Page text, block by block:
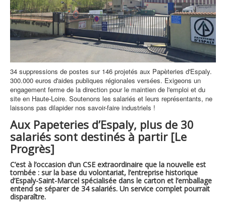
34 suppressions de postes sur 146 projetés aux Papèteries d'Espaly.
300.000 euros d'aides publiques régionales versées. Exigeons un
engagement ferme de la direction pour le maintien de l'emploi et du
site en Haute-Loire. Soutenons les salariés et leurs représentants, ne
laissons pas dilapider nos savoir-faire industriels !
Aux Papeteries d’Espaly, plus de 30
salariés sont destinés à partir [Le
Progrès]
C’est à l’occasion d’un CSE extraordinaire que la nouvelle est
tombée : sur la base du volontariat, l’entreprise historique
d’Espaly-Saint-Marcel spécialisée dans le carton et l’emballage
entend se séparer de 34 salariés. Un service complet pourrait
disparaître.